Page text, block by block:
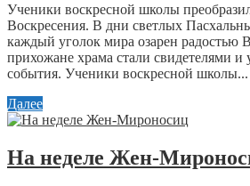
Ученики воскресной школы
Воскресения. В дни светлых
каждый уголок мира озарен радостью
прихожане храма стали свидетелями и
события. Ученики воскресной школы...
Далее
На неделе Жен-